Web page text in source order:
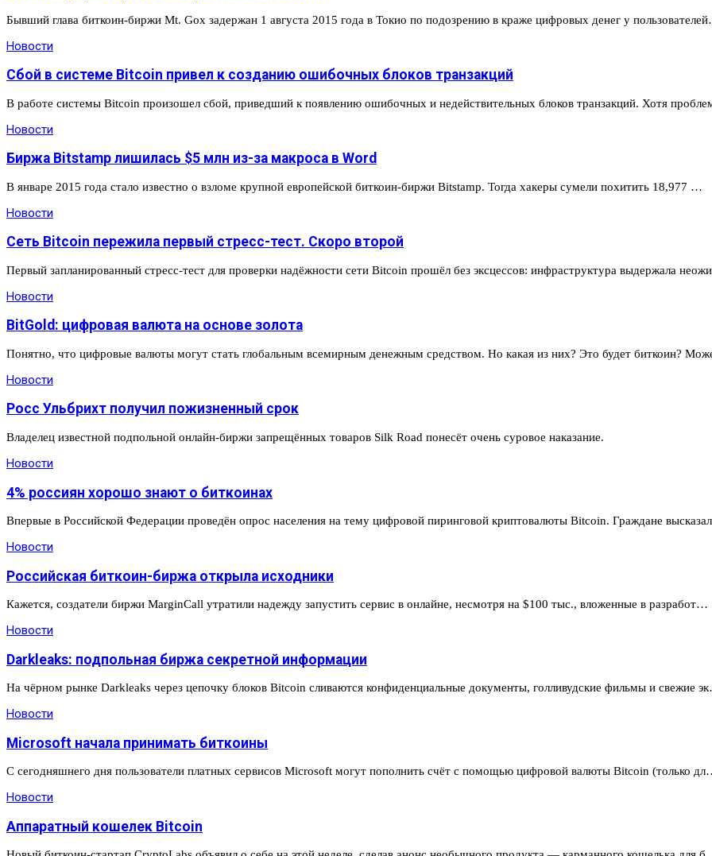
Бывший глава биткоин-биржи Mt. Gox задержан 1 августа 2015 года в Токио по подозрению в краже цифровых денег у
Новости
Сбой в системе Bitcoin привел к созданию ошибочных блоков транзакций
В работе системы Bitcoin произошел сбой, приведший к появлению ошибочных и недействительных блоков транзакций. Хотя
Новости
Биржа Bitstamp лишилась $5 млн из-за макроса в Word
В январе 2015 года стало известно о взломе крупной европейской биткоин-биржи Bitstamp. Тогда хакеры сумели похитить 18,977 …
Новости
Сеть Bitcoin пережила первый стресс-тест. Скоро второй
Первый запланированный стресс-тест для проверки надёжности сети Bitcoin прошёл без эксцессов: инфраструктура выдержала
Новости
BitGold: цифровая валюта на основе золота
Понятно, что цифровые валюты могут стать глобальным всемирным денежным средством. Но какая из них? Это будет биткоин?
Новости
Росс Ульбрихт получил пожизненный срок
Владелец известной подпольной онлайн-биржи запрещённых товаров Silk Road понесёт очень суровое наказание.
Новости
4% россиян хорошо знают о биткоинах
Впервые в Российской Федерации проведён опрос населения на тему цифровой пиринговой криптовалюты Bitcoin. Граждане
Новости
Российская биткоин-биржа открыла исходники
Кажется, создатели биржи MarginCall утратили надежду запустить сервис в онлайне, несмотря на $100 тыс., вложенные в разработ…
Новости
Darkleaks: подпольная биржа секретной информации
На чёрном рынке Darkleaks через цепочку блоков Bitcoin сливаются конфиденциальные документы, голливудские фильмы и свежие
Новости
Microsoft начала принимать биткоины
С сегодняшнего дня пользователи платных сервисов Microsoft могут пополнить счёт с помощью цифровой валюты Bitcoin (только
Новости
Аппаратный кошелек Bitcoin